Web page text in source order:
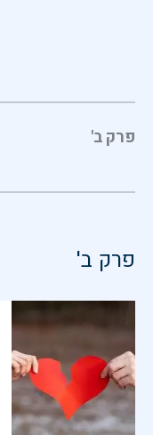
פרק ב'
פרק ב'